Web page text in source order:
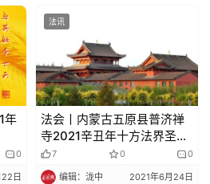
年
0
日
法讯
法会丨内蒙古五原县普济禅
寺2021辛丑年十方法界圣凡
冥阳水陆空普度大斋胜会通
啟
7 0 0
编辑：泷中 2021年6月24日